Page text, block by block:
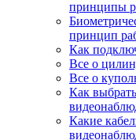
принципы
принцип
Как
Все о
Все о
Как
Какие